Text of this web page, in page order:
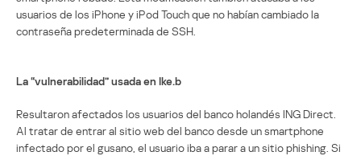
usuarios de los iPhone y iPod Touch que no habían cambiado la
contraseña predeterminada de SSH.
La “vulnerabilidad” usada en Ike.b
Resultaron afectados los usuarios del banco holandés ING Direct.
Al tratar de entrar al sitio web del banco desde un smartphone
infectado por el gusano, el usuario iba a parar a un sitio phishing. Si